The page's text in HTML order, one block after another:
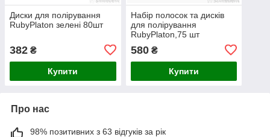
Диски для полірування
RubyPlaton зелені 80шт
382 ₴
Купити
Набір полосок та дисків
для полірування
RubyPlaton,75 шт
580₴
Купити
Про нас
98% позитивних з 63 відгуків за рік